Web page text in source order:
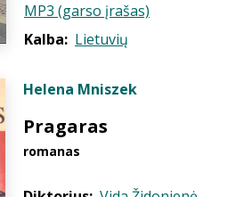
MP3 (garso įrašas)
Kalba: Lietuvių
Helena Mniszek
Pragaras
romanas